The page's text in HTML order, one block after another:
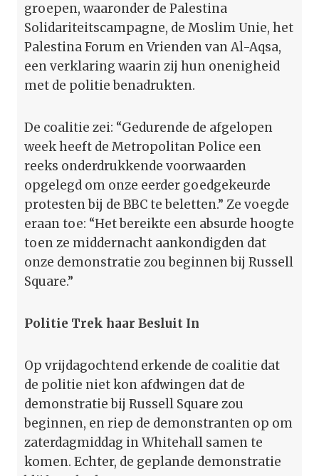
groepen, waaronder de Palestina
Solidariteitscampagne, de Moslim Unie, het
Palestina Forum en Vrienden van Al-Aqsa,
een verklaring waarin zij hun onenigheid
met de politie benadrukten.
De coalitie zei: “Gedurende de afgelopen
week heeft de Metropolitan Police een
reeks onderdrukkende voorwaarden
opgelegd om onze eerder goedgekeurde
protesten bij de BBC te beletten.” Ze voegde
eraan toe: “Het bereikte een absurde hoogte
toen ze middernacht aankondigden dat
onze demonstratie zou beginnen bij Russell
Square.”
Politie Trek haar Besluit In
Op vrijdagochtend erkende de coalitie dat
de politie niet kon afdwingen dat de
demonstratie bij Russell Square zou
beginnen, en riep de demonstranten op om
zaterdagmiddag in Whitehall samen te
komen. Echter, de geplande demonstratie